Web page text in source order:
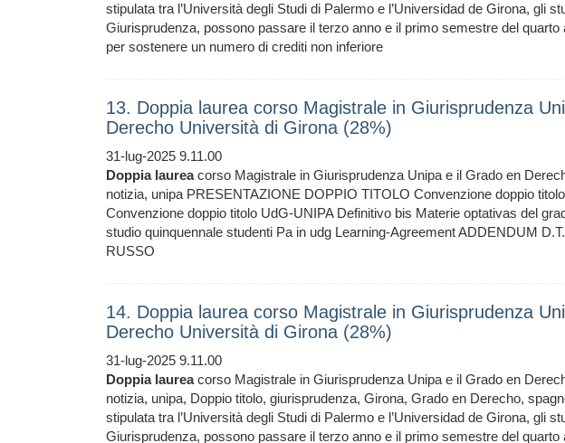
stipulata tra l’Università degli Studi di Palermo e l’Universidad de Girona, gli
Giurisprudenza, possono passare il terzo anno e il primo semestre del quarto
per sostenere un numero di crediti non inferiore
13. Doppia laurea corso Magistrale in Giurisprudenza
Derecho Università di Girona (28%)
31-lug-2025 9.11.00
Doppia laureacorso Magistrale in Giurisprudenza Unipa e il Grado en
notizia, unipa PRESENTAZIONE DOPPIO TITOLO Convenzione doppio
Convenzione doppio titolo UdG-UNIPA Definitivo bis Materie optativas del
studio quinquennale studenti Pa in udg Learning-Agreement ADDENDUM
RUSSO
14. Doppia laurea corso Magistrale in Giurisprudenza
Derecho Università di Girona (28%)
31-lug-2025 9.11.00
Doppia laureacorso Magistrale in Giurisprudenza Unipa e il Grado en
notizia, unipa, Doppio titolo, giurisprudenza, Girona, Grado en Derecho,
stipulata tra l’Università degli Studi di Palermo e l’Universidad de Girona, gli
Giurisprudenza, possono passare il terzo anno e il primo semestre del quarto